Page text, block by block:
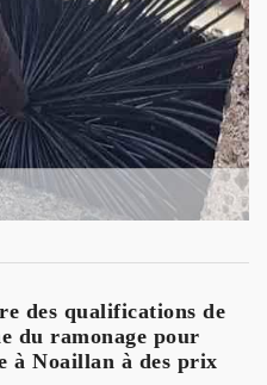
des qualifications de
du ramonage pour
à Noaillan à des prix